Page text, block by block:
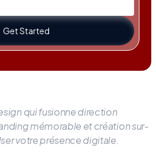
Get Started
qui fusionne direction
mémorable et création sur-
votre présence digitale.